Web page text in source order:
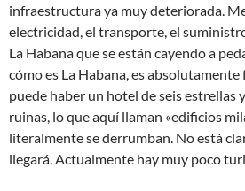
infraestructura ya muy deteriorada.
electricidad, el transporte, el
La Habana que se están cayendo a
cómo es La Habana, es
puede haber un hotel de seis estrellas
ruinas, lo que aquí llaman «edificios
literalmente se derrumban. No está
llegará. Actualmente hay muy poco